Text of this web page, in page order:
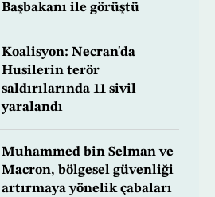
Başbakanı ile görüştü
Koalisyon: Necran'da
Husilerin terör
saldırılarında 11 sivil
yaralandı
Muhammed bin Selman ve
Macron, bölgesel güvenliği
artırmaya yönelik çabaları